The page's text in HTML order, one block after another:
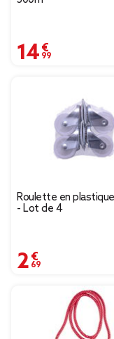
14,99 €
Roulette en
- Lot de 4
2,69 €